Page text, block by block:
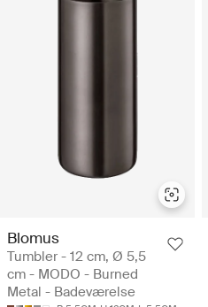
Blomus
Tumbler - 12 cm, Ø 5,5
cm - MODO - Burned
Metal - Badeværelse